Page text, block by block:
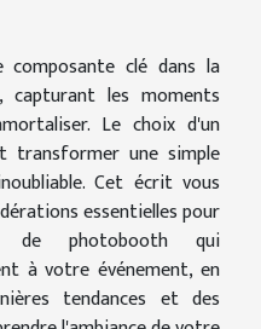
clé dans la
capturant les moments
Le choix d'un
transformer une simple
Cet écrit vous
essentielles pour
de photobooth qui
à votre événement, en
tendances et des